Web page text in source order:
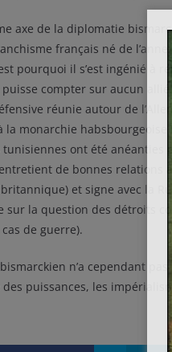
axe de la diplomatie
français né de
pourquoi il s’est ingénié à
compter sur aucun
réunie autour de
la monarchie habsbourgeoise
ont été anéanties
de bonnes relations
et signe avec la
sur la question des détroits
de guerre).
n’a cependant
des puissances, les